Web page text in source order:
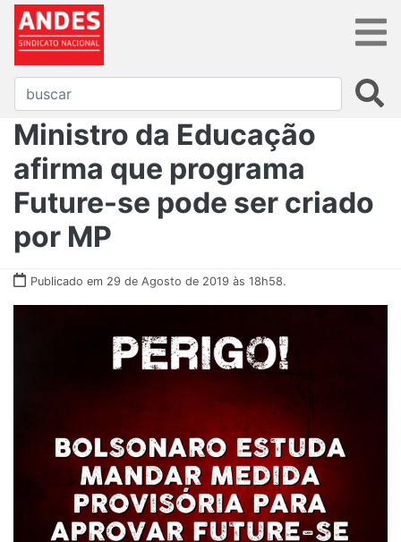
Ministro da Educação
afirma que programa
Future-se pode ser criado
por MP
Publicado em 29 de Agosto de 2019 às 18h58.